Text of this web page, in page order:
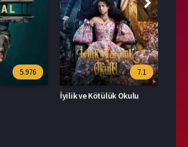
5.976 7.1
İyilik ve Kötülük Okulu